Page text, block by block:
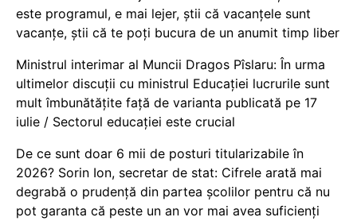
este programul, e mai lejer, știi că vacanțele sunt
vacanţe, știi că te poți bucura de un anumit timp liber
Ministrul interimar al Muncii Dragos Pîslaru: În urma
ultimelor discuții cu ministrul Educației lucrurile sunt
mult îmbunătățite față de varianta publicată pe 17
iulie / Sectorul educației este crucial
De ce sunt doar 6 mii de posturi titularizabile în
2026? Sorin Ion, secretar de stat: Cifrele arată mai
degrabă o prudență din partea școlilor pentru că nu
pot garanta că peste un an vor mai avea suficienți